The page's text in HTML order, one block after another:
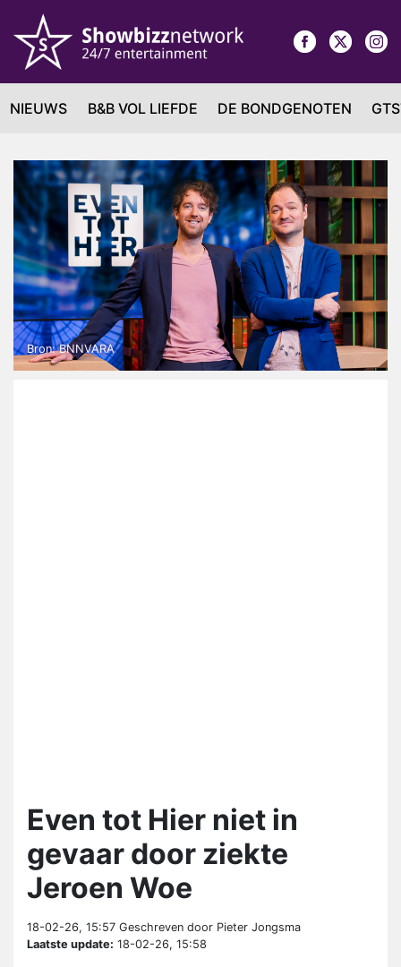
NIEUWS B&B VOL LIEFDE DE BONDGENOTEN
Bron: BNNVARA
Even tot Hier niet in
gevaar door ziekte
Jeroen Woe
18-02-26, 15:57 Geschreven door Pieter Jongsma
Laatste update: 18-02-26, 15:58